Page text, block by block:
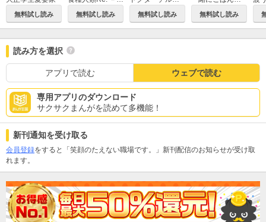
無料試し読み 無料試し読み 無料試し読み 無料試し読み
読み方を選択
アプリで読む ウェブで読む
専用アプリのダウンロード
サクサクまんがを読めて多機能！
新刊通知を受け取る
会員登録をすると「笑顔のたえない職場です。」新刊配信のお知らせが受け取
れます。